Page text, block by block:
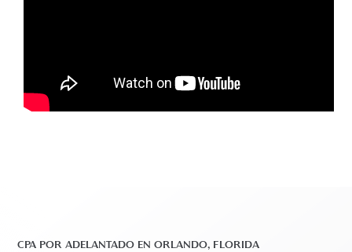
CPA POR ADELANTADO EN ORLANDO, FLORIDA